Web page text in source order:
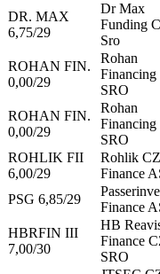
DR. MAX
6,75/29
Dr Max
Funding
Sro
ROHAN FIN.
0,00/29
Rohan
Financing
SRO
ROHAN FIN.
0,00/29
Rohan
Financing
SRO
ROHLIK FII
6,00/29
Rohlik CZ
Finance
PSG 6,85/29
Finance
HBRFIN III
7,00/30
HB
Finance
SRO